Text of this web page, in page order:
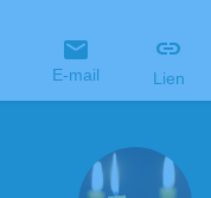
E-mail Lien